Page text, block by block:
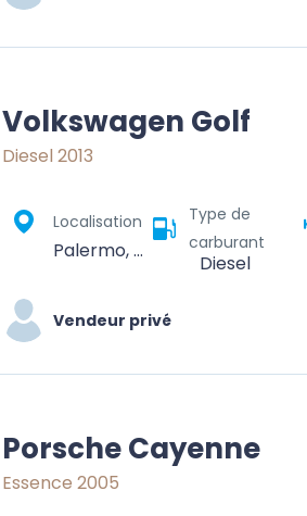
Volkswagen Golf
Diesel 2013
Localisation
Palermo, Sicilia, Italia
Type de
carburant
Diesel
Vendeur privé
Porsche Cayenne
Essence 2005